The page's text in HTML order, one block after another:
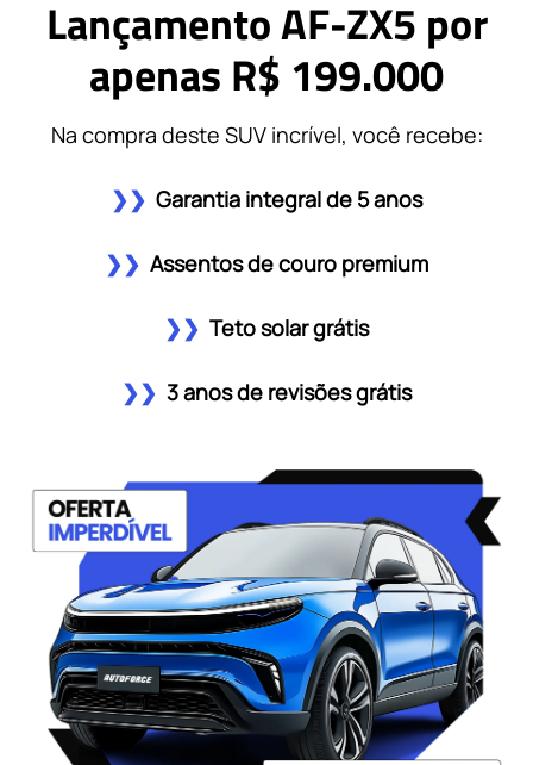
Lançamento AF-ZX5 por
apenas R$ 199.000
Na compra deste SUV incrível, você recebe:
❯❯ Garantia integral de 5 anos
❯❯ Assentos de couro premium
❯❯ Teto solar grátis
❯❯ 3 anos de revisões grátis